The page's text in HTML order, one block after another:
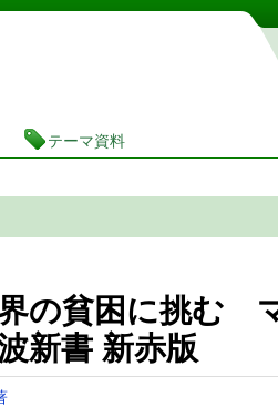
索・予約システム
テーマ資料
の貧困に挑む
新書 新赤版